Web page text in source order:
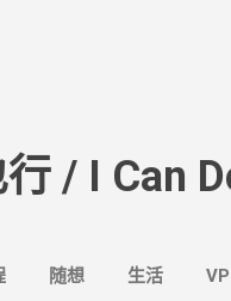
/ I Can
随想 生活